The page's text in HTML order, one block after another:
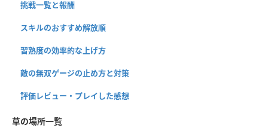
挑戦一覧と報酬
スキルのおすすめ解放順
習熟度の効率的な上げ方
敵の無双ゲージの止め方と対策
評価レビュー・プレイした感想
草の場所一覧